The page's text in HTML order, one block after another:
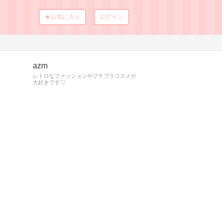
★お気に入り ログイン
azm
レトロなファッションやプチプラコスメが
大好きです♡